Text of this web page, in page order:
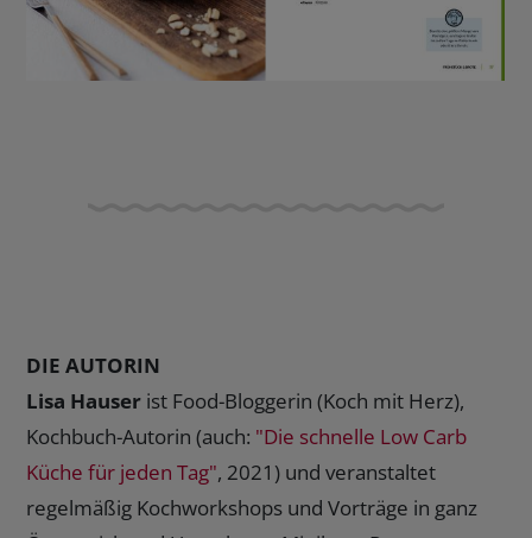
DIE AUTORIN
Lisa Hauser ist Food-Bloggerin (Koch mit Herz),
Kochbuch-Autorin (auch: "Die schnelle Low Carb
Küche für jeden Tag", 2021) und veranstaltet
regelmäßig Kochworkshops und Vorträge in ganz